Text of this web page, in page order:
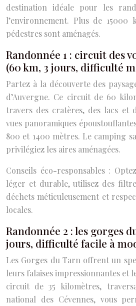
destination idéale pour les
l’environnement. Plus de 15000
pédestres sont aménagés.
Randonnée 1 : circuit des
(60 km, 3 jours, difficulté
Partez à la découverte des
d’Auvergne. Ce circuit de 60
travers des cratères, des lacs et
vues panoramiques
800 et 1400 mètres. Le camping
privilégiez les aires aménagées.
Conseils éco-responsables :
léger et durable, utilisez des
déchets méticuleusement et
locales.
Randonnée 2 : les gorges
jours, difficulté facile à
Les Gorges du Tarn offrent un
leurs falaises impressionnantes et
circuit de 35 kilomètres,
national des Cévennes, vous